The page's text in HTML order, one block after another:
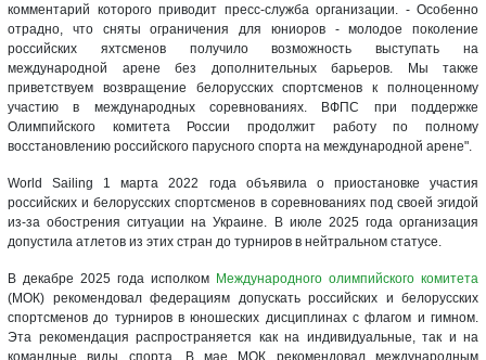
комментарий которого приводит пресс-служба организации. - Особенно
отрадно, что сняты ограничения для юниоров - молодое поколение
российских яхтсменов получило возможность выступать на
международной арене без дополнительных барьеров. Мы также
приветствуем возвращение белорусских спортсменов к полноценному
участию в международных соревнованиях. ВФПС при поддержке
Олимпийского комитета России продолжит работу по полному
восстановлению российского парусного спорта на международной арене".
World Sailing 1 марта 2022 года объявила о приостановке участия
российских и белорусских спортсменов в соревнованиях под своей эгидой
из-за обострения ситуации на Украине. В июле 2025 года организация
допустила атлетов из этих стран до турниров в нейтральном статусе.
В декабре 2025 года исполком Международного олимпийского комитета
(МОК) рекомендовал федерациям допускать российских и белорусских
спортсменов до турниров в юношеских дисциплинах с флагом и гимном.
Эта рекомендация распространяется как на индивидуальные, так и на
командные виды спорта. В мае МОК рекомендовал международным